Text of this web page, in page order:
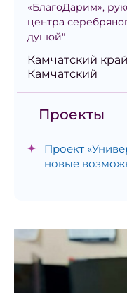
«БлагоДарим»,
центра
душой"
Камчатский
Камчатский
Проекты
Проект
новые